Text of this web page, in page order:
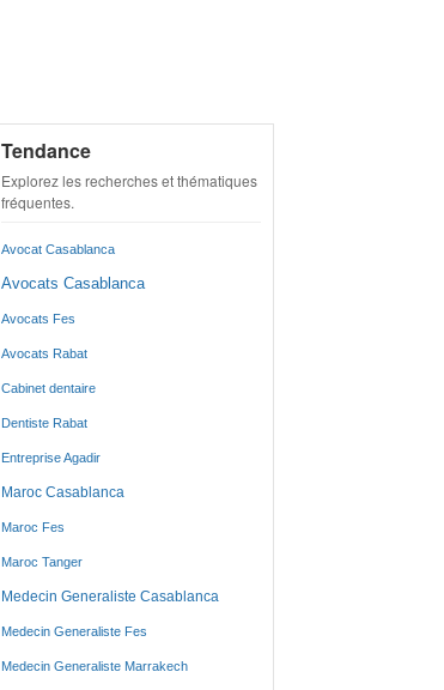
Tendance
Explorez les recherches et thématiques
fréquentes.
Avocat Casablanca
Avocats Casablanca
Avocats Fes
Avocats Rabat
Cabinet dentaire
Dentiste Rabat
Entreprise Agadir
Maroc Casablanca
Maroc Fes
Maroc Tanger
Medecin Generaliste Casablanca
Medecin Generaliste Fes
Medecin Generaliste Marrakech